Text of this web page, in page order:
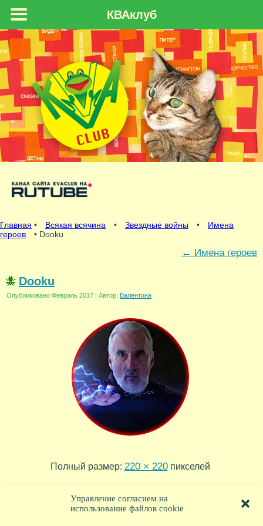
Управление согласием на
использование файлов cookie
Главная • Всякая всячина • Звездные войны •
Имена
героев
• Dooku
← Имена героев
Dooku
Опубликовано Февраль 2017 | Автор: Валентина
Полный размер: 220 × 220пикселей
КВАклуб